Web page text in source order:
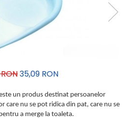
35,09 RON
un produs destinat persoanelor
care nu se pot ridica din pat, care nu se
a merge la toaleta.